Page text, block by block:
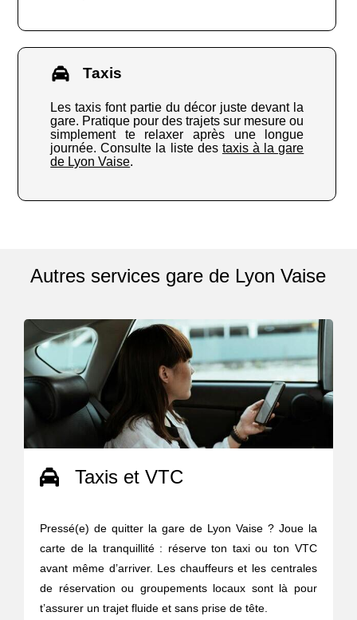
Taxis
Les taxis font partie du décor juste devant la
gare. Pratique pour des trajets sur mesure ou
simplement te relaxer après une longue
journée. Consulte la liste des taxis à la gare
de Lyon Vaise.
Autres services gare de Lyon Vaise
Taxis et VTC
Pressé(e) de quitter la gare de Lyon Vaise ? Joue la
carte de la tranquillité : réserve ton taxi ou ton VTC
avant même d’arriver. Les chauffeurs et les centrales
de réservation ou groupements locaux sont là pour
t’assurer un trajet fluide et sans prise de tête.